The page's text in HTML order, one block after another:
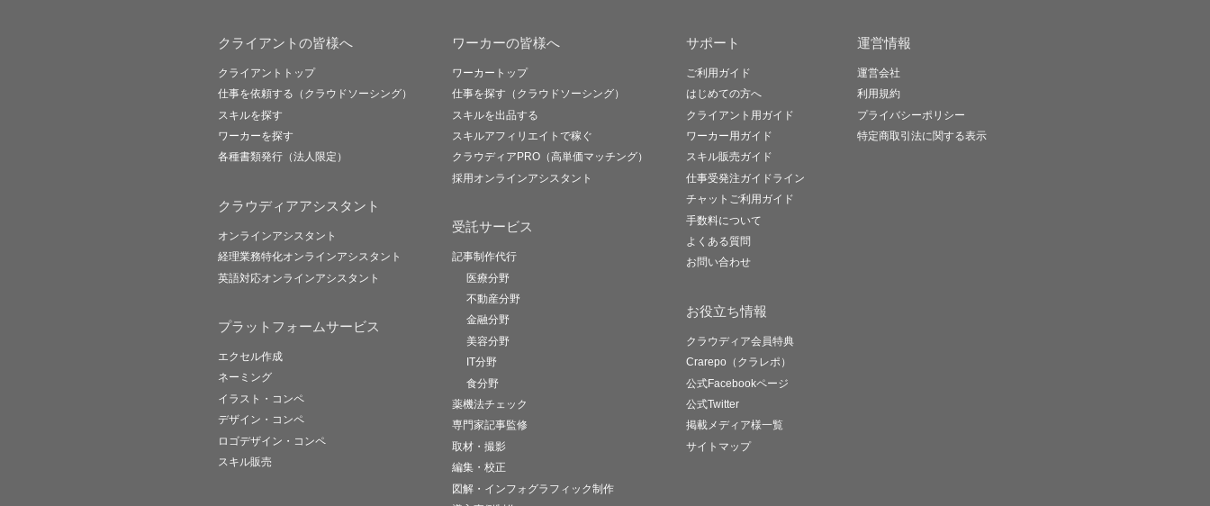
クライアントの皆様へ
クライアントトップ
仕事を依頼する（クラウドソーシング）
スキルを探す
ワーカーを探す
各種書類発行（法人限定）
クラウディアアシスタント
オンラインアシスタント
経理業務特化オンラインアシスタント
英語対応オンラインアシスタント
プラットフォームサービス
エクセル作成
ネーミング
イラスト・コンペ
デザイン・コンペ
ロゴデザイン・コンペ
スキル販売
ワーカーの皆様へ
ワーカートップ
仕事を探す（クラウドソーシング）
スキルを出品する
スキルアフィリエイトで稼ぐ
クラウディアPRO（高単価マッチング）
採用オンラインアシスタント
受託サービス
記事制作代行
医療分野
不動産分野
金融分野
美容分野
IT分野
食分野
薬機法チェック
専門家記事監修
取材・撮影
編集・校正
図解・インフォグラフィック制作
サポート
ご利用ガイド
はじめての方へ
クライアント用ガイド
ワーカー用ガイド
スキル販売ガイド
仕事受発注ガイドライン
チャットご利用ガイド
手数料について
よくある質問
お問い合わせ
お役立ち情報
クラウディア会員特典
Crarepo（クラレポ）
公式Facebookページ
公式Twitter
掲載メディア様一覧
サイトマップ
運営情報
運営会社
利用規約
プライバシーポリシー
特定商取引法に関する表示